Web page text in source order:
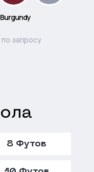
Burgundy
запросу
8 Футов